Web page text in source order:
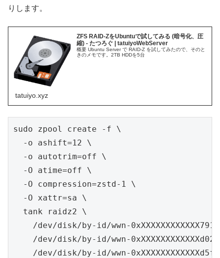
りします。
ZFS RAID-ZをUbuntuで試してみる (暗号化、圧
縮) - たつろぐ | tatuiyoWebServer
概要 Ubuntu Server で RAID-Z を試してみたので、そのと
きのメモです。2TB HDDを5台
tatuiyo.xyz
sudo zpool create -f \
  -o ashift=12 \
  -o autotrim=off \
  -O atime=off \
  -O compression=zstd-1 \
  -O xattr=sa \
  tank raidz2 \
/dev/disk/by-id/wwn-
/dev/disk/by-id/wwn-
/dev/disk/by-id/wwn-